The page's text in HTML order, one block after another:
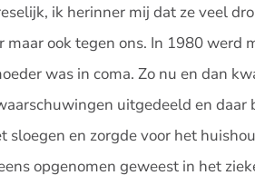
ik herinner mij dat ze veel
ook tegen ons. In 1980 werd
was in coma. Zo nu en dan
uitgedeeld en daar
en zorgde voor het
opgenomen geweest in het